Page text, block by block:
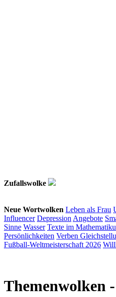
Zufallswolke
Neue Wortwolken Leben als Frau
Influencer Depression Angebote
Sinne Wasser Texte im
Persönlichkeiten Verben
Fußball-Weltmeisterschaft 2026
Themenwolken